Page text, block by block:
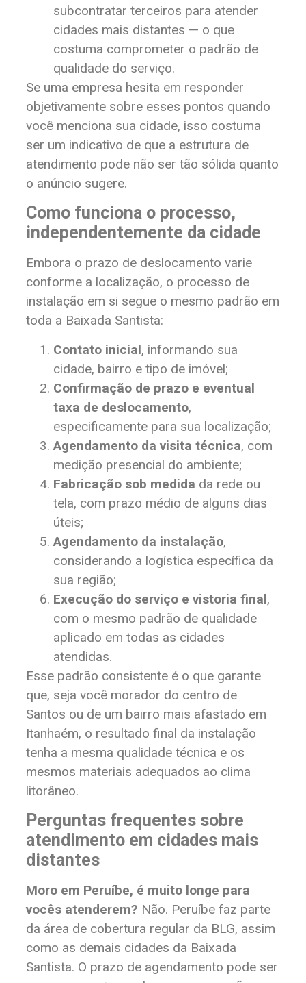
subcontratar terceiros para atender
cidades mais distantes — o que
costuma comprometer o padrão de
qualidade do serviço.
Se uma empresa hesita em responder
objetivamente sobre esses pontos quando
você menciona sua cidade, isso costuma
ser um indicativo de que a estrutura de
atendimento pode não ser tão sólida quanto
o anúncio sugere.
Como funciona o processo,
independentemente da cidade
Embora o prazo de deslocamento varie
conforme a localização, o processo de
instalação em si segue o mesmo padrão em
toda a Baixada Santista:
Contato inicial, informando sua
cidade, bairro e tipo de imóvel;
Confirmação de prazo e eventual
taxa de deslocamento,
especificamente para sua localização;
Agendamento da visita técnica, com
medição presencial do ambiente;
Fabricação sob medida da rede ou
tela, com prazo médio de alguns dias
úteis;
Agendamento da instalação,
considerando a logística específica da
sua região;
Execução do serviço e vistoria final,
com o mesmo padrão de qualidade
aplicado em todas as cidades
atendidas.
Esse padrão consistente é o que garante
que, seja você morador do centro de
Santos ou de um bairro mais afastado em
Itanhaém, o resultado final da instalação
tenha a mesma qualidade técnica e os
mesmos materiais adequados ao clima
litorâneo.
Perguntas frequentes sobre
atendimento em cidades mais
distantes
Moro em Peruíbe, é muito longe para
vocês atenderem? Não. Peruíbe faz parte
da área de cobertura regular da BLG, assim
como as demais cidades da Baixada
Santista. O prazo de agendamento pode ser